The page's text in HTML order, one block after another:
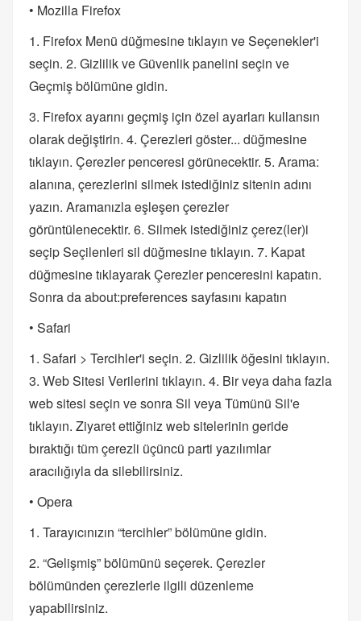
• Mozilla Firefox
1. Firefox Menü düğmesine tıklayın ve Seçenekler'i
seçin. 2. Gizlilik ve Güvenlik panelini seçin ve
Geçmiş bölümüne gidin.
3. Firefox ayarını geçmiş için özel ayarları kullansın
olarak değiştirin. 4. Çerezleri göster... düğmesine
tıklayın. Çerezler penceresi görünecektir. 5. Arama:
alanına, çerezlerini silmek istediğiniz sitenin adını
yazın. Aramanızla eşleşen çerezler
görüntülenecektir. 6. Silmek istediğiniz çerez(ler)i
seçip Seçilenleri sil düğmesine tıklayın. 7. Kapat
düğmesine tıklayarak Çerezler penceresini kapatın.
Sonra da about:preferences sayfasını kapatın
• Safari
1. Safari > Tercihler'i seçin. 2. Gizlilik öğesini tıklayın.
3. Web Sitesi Verilerini tıklayın. 4. Bir veya daha fazla
web sitesi seçin ve sonra Sil veya Tümünü Sil'e
tıklayın. Ziyaret ettiğiniz web sitelerinin geride
bıraktığı tüm çerezli üçüncü parti yazılımlar
aracılığıyla da silebilirsiniz.
• Opera
1. Tarayıcınızın “tercihler” bölümüne gidin.
2. “Gelişmiş” bölümünü seçerek. Çerezler
bölümünden çerezlerle ilgili düzenleme
yapabilirsiniz.